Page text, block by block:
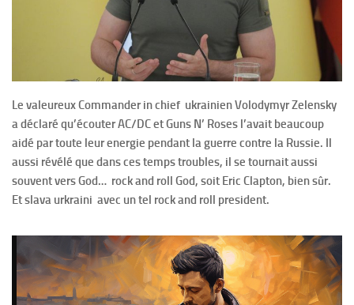
Le valeureux Commander in chief ukrainien Volodymyr Zelensky
a déclaré qu’écouter AC/DC et Guns N’ Roses l’avait beaucoup
aidé par toute leur energie pendant la guerre contre la Russie. Il
aussi révélé que dans ces temps troubles, il se tournait aussi
souvent vers God… rock and roll God, soit Eric Clapton, bien sûr.
Et slava urkraini avec un tel rock and roll president.